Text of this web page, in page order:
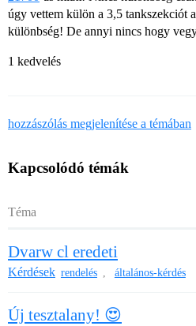
úgy vettem külön a 3,5 tankszekciót
különbség! De annyi nincs hogy
1 kedvelés
hozzászólás megjelenítése a témában
Kapcsolódó témák
Téma
Dvarw cl eredeti
Kérdések rendelés , általános-kérdés
Új tesztalany! 😍